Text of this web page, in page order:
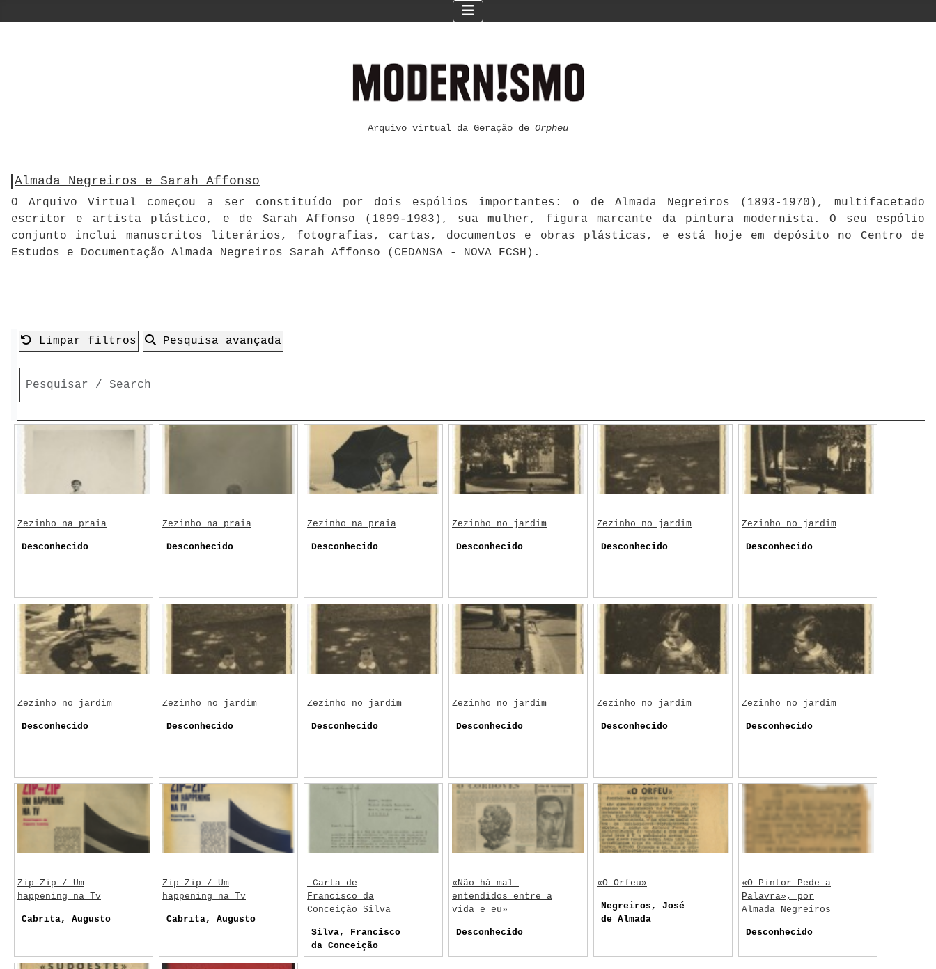
Arquivo virtual da Geração de Orpheu
Almada Negreiros e Sarah Affonso
O Arquivo Virtual começou a ser constituído por dois espólios importantes: o de Almada Negreiros (1893-1970), multifacetado
escritor e artista plástico, e de Sarah Affonso (1899-1983), sua mulher, figura marcante da pintura modernista. O seu espólio
conjunto inclui manuscritos literários, fotografias, cartas, documentos e obras plásticas, e está hoje em depósito no Centro de
Estudos e Documentação Almada Negreiros Sarah Affonso (CEDANSA - NOVA FCSH).
Limpar filtros Pesquisa avançada
Zezinho na praia
Desconhecido
Zezinho na praia
Desconhecido
Zezinho na praia
Desconhecido
Zezinho no jardim
Desconhecido
Zezinho no jardim
Desconhecido
Zezinho no jardim
Desconhecido
Zezinho no jardim
Desconhecido
Zezinho no jardim
Desconhecido
Zezinho no jardim
Desconhecido
Zezinho no jardim
Desconhecido
Zezinho no jardim
Desconhecido
Zezinho no jardim
Desconhecido
Zip-Zip / Um
happening na Tv
Cabrita, Augusto
Zip-Zip / Um
happening na Tv
Cabrita, Augusto
Carta de
Francisco da
Conceição Silva
Silva, Francisco
da Conceição
«Não há mal-
entendidos entre a
vida e eu»
Desconhecido
«O Orfeu»
Negreiros, José
de Almada
«O Pintor Pede a
Palavra», por
Almada Negreiros
Desconhecido